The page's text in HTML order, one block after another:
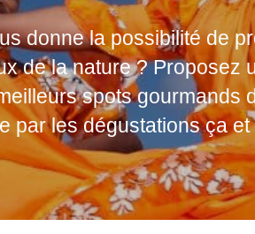
donne la possibilité de
de la nature ? Proposez
spots gourmands
par les dégustations ça et